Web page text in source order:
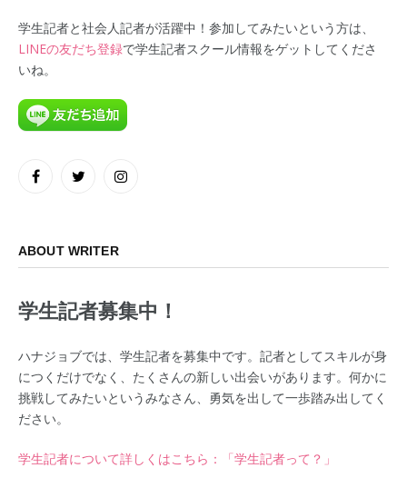
学生記者と社会人記者が活躍中！参加してみたいという方は、
LINEの友だち登録で学生記者スクール情報をゲットしてくださ
いね。
FacebookTwitter Instagram
ABOUT WRITER
学生記者募集中！
ハナジョブでは、学生記者を募集中です。記者としてスキルが身
につくだけでなく、たくさんの新しい出会いがあります。何かに
挑戦してみたいというみなさん、勇気を出して一歩踏み出してく
ださい。
学生記者について詳しくはこちら：「学生記者って？」